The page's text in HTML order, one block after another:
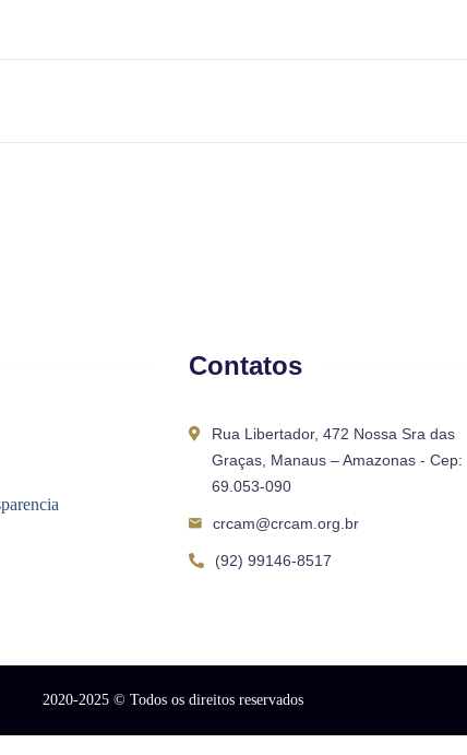
Contatos
Rua Libertador, 472 Nossa Sra das
Graças, Manaus – Amazonas - Cep:
69.053-090
crcam@crcam.org.br
(92) 99146-8517
2020-2025© Todos os direitos reservados